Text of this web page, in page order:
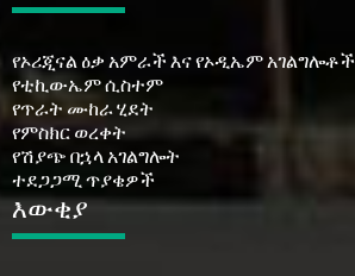
የኦሪጂናል ዕቃ አምራች እና የኦዲኤም አገልግሎቶች
የቲኪውኤም ሲስተም
የጥራት ሙከራ ሂደት
የምስክር ወረቀት
የሽያጭ በኋላ አገልግሎት
ተደጋጋሚ ጥያቄዎች
እውቂያ